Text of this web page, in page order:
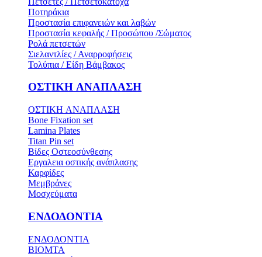
Ποτηράκια
Προστασία επιφανειών και λαβών
Προστασία κεφαλής / Προσώπου /Σώματος
Ρολά πετσετών
Σιελαντλίες / Αναρροφήσεις
Τολύπια / Είδη Βάμβακος
ΟΣΤΙΚH ΑΝΑΠΛΑΣH
ΟΣΤΙΚH ΑΝΑΠΛΑΣH
Bone Fixation set
Lamina Plates
Titan Pin set
Βίδες Οστεοσύνθεσης
Εργαλεια οστικής ανάπλασης
Καρφίδες
Μεμβράνες
Μοσχεύματα
ΕΝΔΟΔΟΝΤΙΑ
ΕΝΔΟΔΟΝΤΙΑ
BIOMTA